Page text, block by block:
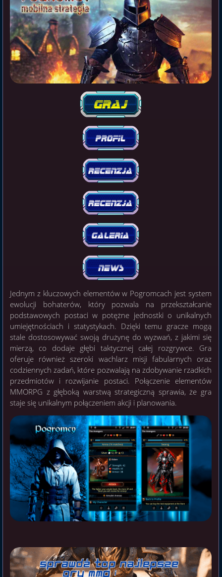
Jednym z kluczowych elementów w Pogromcach jest system
ewolucji bohaterów, który pozwala na przekształcanie
podstawowych postaci w potężne jednostki o unikalnych
umiejętnościach i statystykach. Dzięki temu gracze mogą
stale dostosowywać swoją drużynę do wyzwań, z jakimi się
mierzą, co dodaje głębi taktycznej całej rozgrywce. Gra
oferuje również szeroki wachlarz misji fabularnych oraz
codziennych zadań, które pozwalają na zdobywanie rzadkich
przedmiotów i rozwijanie postaci. Połączenie elementów
MMORPG z głęboką warstwą strategiczną sprawia, że gra
staje się unikalnym połączeniem akcji i planowania.